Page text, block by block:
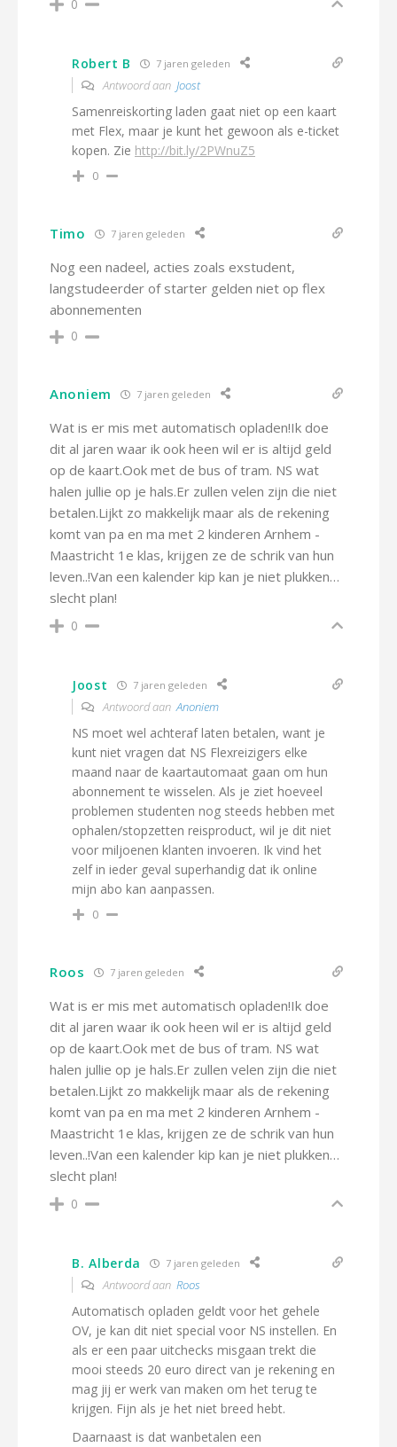
0
Robert B 7 jaren geleden
Antwoord aan Joost
Samenreiskorting laden gaat niet op een kaart
met Flex, maar je kunt het gewoon als e-ticket
kopen. Zie http://bit.ly/2PWnuZ5
0
Timo 7 jaren geleden
Nog een nadeel, acties zoals exstudent,
langstudeerder of starter gelden niet op flex
abonnementen
0
Anoniem 7 jaren geleden
Wat is er mis met automatisch opladen!Ik doe
dit al jaren waar ik ook heen wil er is altijd geld
op de kaart.Ook met de bus of tram. NS wat
halen jullie op je hals.Er zullen velen zijn die niet
betalen.Lijkt zo makkelijk maar als de rekening
komt van pa en ma met 2 kinderen Arnhem -
Maastricht 1e klas, krijgen ze de schrik van hun
leven..!Van een kalender kip kan je niet plukken…
slecht plan!
0
Joost 7 jaren geleden
Antwoord aanAnoniem
NS moet wel achteraf laten betalen, want je
kunt niet vragen dat NS Flexreizigers elke
maand naar de kaartautomaat gaan om hun
abonnement te wisselen. Als je ziet hoeveel
problemen studenten nog steeds hebben met
ophalen/stopzetten reisproduct, wil je dit niet
voor miljoenen klanten invoeren. Ik vind het
zelf in ieder geval superhandig dat ik online
mijn abo kan aanpassen.
0
Roos 7 jaren geleden
Wat is er mis met automatisch opladen!Ik doe
dit al jaren waar ik ook heen wil er is altijd geld
op de kaart.Ook met de bus of tram. NS wat
halen jullie op je hals.Er zullen velen zijn die niet
betalen.Lijkt zo makkelijk maar als de rekening
komt van pa en ma met 2 kinderen Arnhem -
Maastricht 1e klas, krijgen ze de schrik van hun
leven..!Van een kalender kip kan je niet plukken…
slecht plan!
0
B. Alberda 7 jaren geleden
Antwoord aan Roos
Automatisch opladen geldt voor het gehele
OV, je kan dit niet special voor NS instellen. En
als er een paar uitchecks misgaan trekt die
mooi steeds 20 euro direct van je rekening en
mag jij er werk van maken om het terug te
krijgen. Fijn als je het niet breed hebt.
Daarnaast is dat wanbetalen een